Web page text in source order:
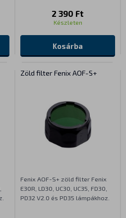
2 390 Ft
Készleten
Kosárba
Zöld filter Fenix AOF-S+
Fenix AOF-S+ zöld filter Fenix
E30R, LD30, UC30, UC35, FD30,
PD32 V2.0 és PD35 lámpákhoz.